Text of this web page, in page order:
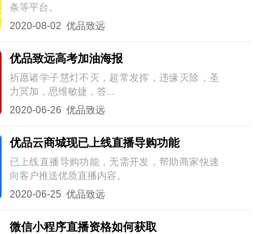
条等平台。
2020-08-02 优品致远
优品致远高考加油海报
祈愿诸学子慧灯不灭，超常发挥，违缘灭除，圣
力冥加，思维敏捷，答...
2020-06-26 优品致远
优品云商城现已上线直播导购功能
已上线直播导购功能，无需开发，帮助商家快速
向客户推送优质直播内容。
2020-06-25 优品致远
微信小程序直播资格如何获取